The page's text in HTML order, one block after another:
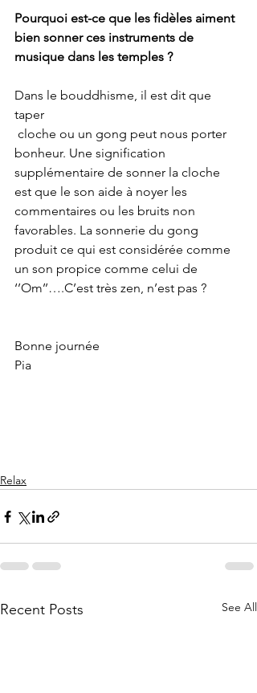
Pourquoi est-ce que les fidèles aiment
bien sonner ces instruments de
musique dans les temples ?
Dans le bouddhisme, il est dit que
taper
bonheur. Une signification
supplémentaire de sonner la cloche
est que le son aide à noyer les
commentaires ou les bruits non
favorables. La sonnerie du gong
produit ce qui est considérée comme
un son propice comme celui de
‘’Om’’….C’est très zen, n’est pas ?
Bonne journée
Pia
Relax
Recent Posts See All